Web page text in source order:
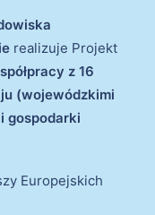
realizuje Projekt
z 16
(wojewódzkimi
gospodarki
Europejskich